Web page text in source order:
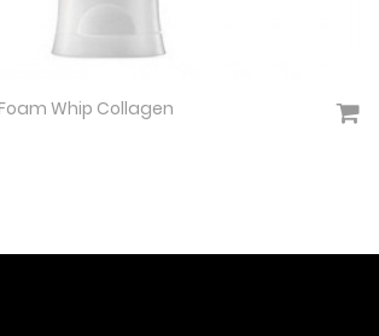
Vezi detalii
Whip Collagen